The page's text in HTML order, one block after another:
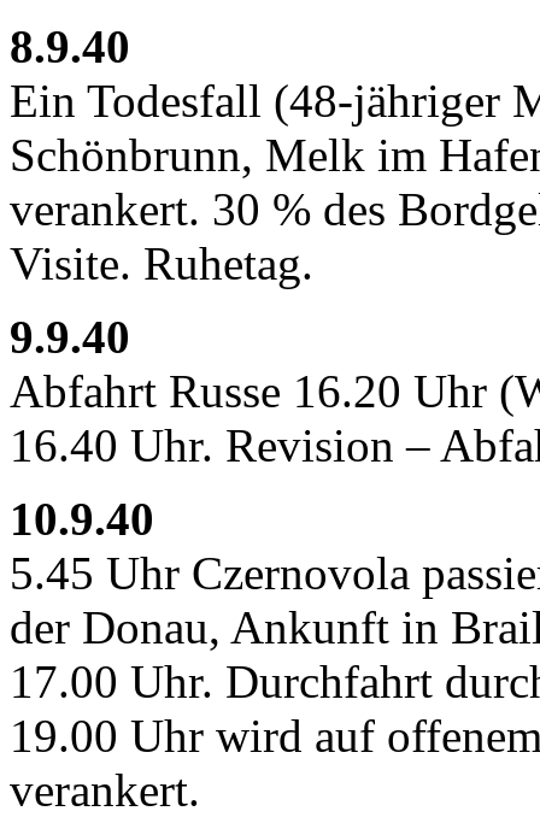
8.9.40
Ein Todesfall (48-jähriger
Schönbrunn, Melk im
verankert. 30 % des
Visite. Ruhetag.
9.9.40
Abfahrt Russe 16.20 Uhr
16.40 Uhr. Revision –
10.9.40
5.45 Uhr Czernovola
der Donau, Ankunft in
17.00 Uhr. Durchfahrt
19.00 Uhr wird auf
verankert.